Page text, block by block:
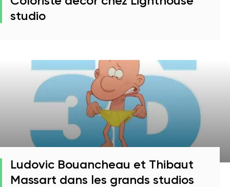
studio
Ludovic Bouancheau et Thibaut
Massart dans les grands studios